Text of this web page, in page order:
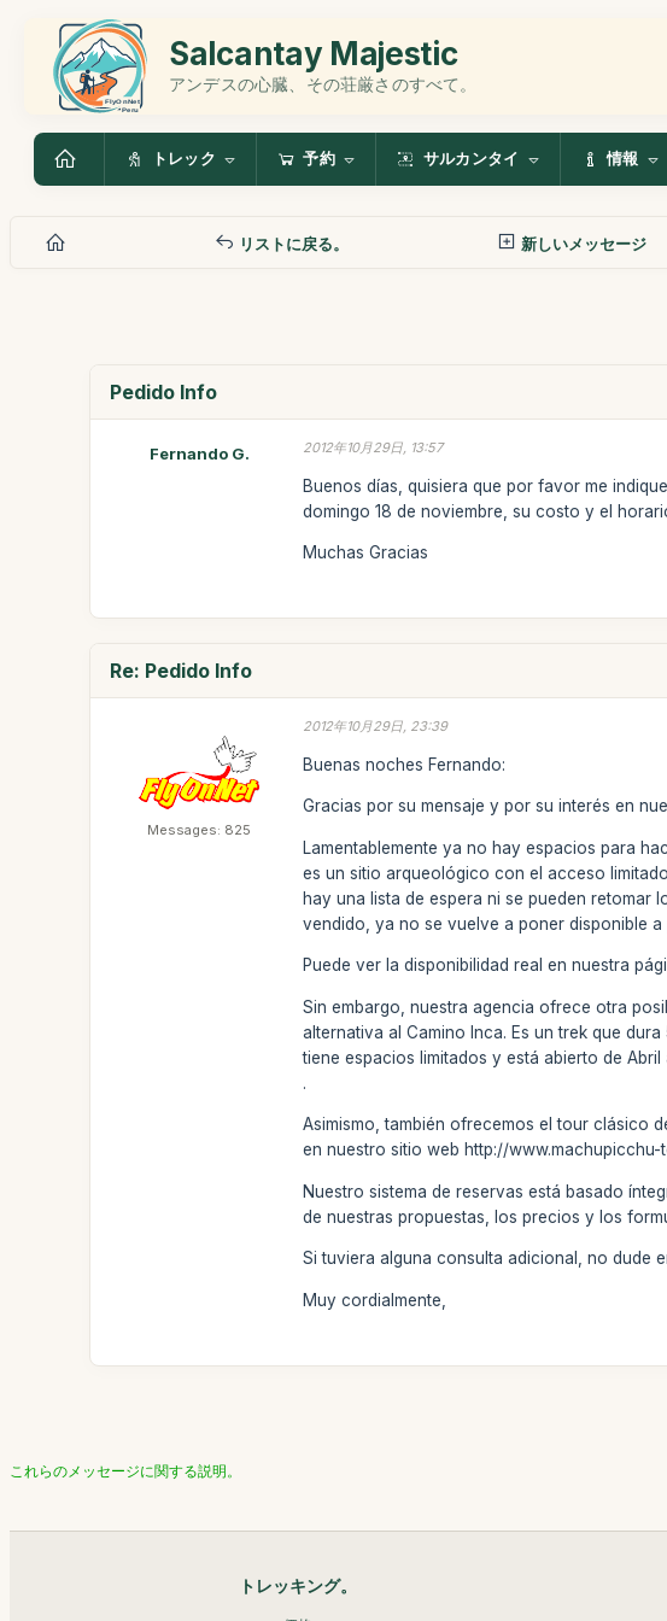
Salcantay Majestic
アンデスの心臓、その荘厳さのすべて。
トレック 予約 サルカンタイ 情報
リストに戻る。 新しいメッセージ
Pedido Info
Fernando G. 2012年10月29日, 13:57
Buenos días, quisiera que por favor me
domingo 18 de noviembre, su costo y el
Muchas Gracias
Re: Pedido Info
Messages: 825
2012年10月29日, 23:39
Buenas noches Fernando:
Gracias por su mensaje y por su interés en
Lamentablemente ya no hay espacios para
es un sitio arqueológico con el acceso
hay una lista de espera ni se pueden retomar
vendido, ya no se vuelve a poner disponible
Puede ver la disponibilidad real en nuestra
Sin embargo, nuestra agencia ofrece otra
alternativa al Camino Inca. Es un trek que
tiene espacios limitados y está abierto de
.
Asimismo, también ofrecemos el tour clásico
en nuestro sitio web http://www.machupicchu-
Nuestro sistema de reservas está basado
de nuestras propuestas, los precios y los
Si tuviera alguna consulta adicional, no dude
Muy cordialmente,
これらのメッセージに関する説明。
トレッキング。